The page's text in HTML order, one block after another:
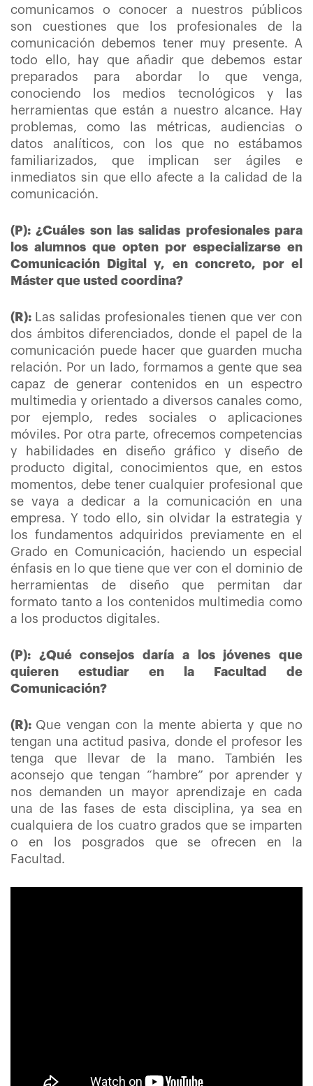
comunicamos o conocer a nuestros públicos
son cuestiones que los profesionales de la
comunicación debemos tener muy presente. A
todo ello, hay que añadir que debemos estar
preparados para abordar lo que venga,
conociendo los medios tecnológicos y las
herramientas que están a nuestro alcance. Hay
problemas, como las métricas, audiencias o
datos analíticos, con los que no estábamos
familiarizados, que implican ser ágiles e
inmediatos sin que ello afecte a la calidad de la
comunicación.
(P): ¿Cuáles son las salidas profesionales para
los alumnos que opten por especializarse en
Comunicación Digital y, en concreto, por el
Máster que usted coordina?
(R): Las salidas profesionales tienen que ver con
dos ámbitos diferenciados, donde el papel de la
comunicación puede hacer que guarden mucha
relación. Por un lado, formamos a gente que sea
capaz de generar contenidos en un espectro
multimedia y orientado a diversos canales como,
por ejemplo, redes sociales o aplicaciones
móviles. Por otra parte, ofrecemos competencias
y habilidades en diseño gráfico y diseño de
producto digital, conocimientos que, en estos
momentos, debe tener cualquier profesional que
se vaya a dedicar a la comunicación en una
empresa. Y todo ello, sin olvidar la estrategia y
los fundamentos adquiridos previamente en el
Grado en Comunicación, haciendo un especial
énfasis en lo que tiene que ver con el dominio de
herramientas de diseño que permitan dar
formato tanto a los contenidos multimedia como
a los productos digitales.
(P): ¿Qué consejos daría a los jóvenes que
quieren estudiar en la Facultad de
Comunicación?
(R): Que vengan con la mente abierta y que no
tengan una actitud pasiva, donde el profesor les
tenga que llevar de la mano. También les
aconsejo que tengan “hambre” por aprender y
nos demanden un mayor aprendizaje en cada
una de las fases de esta disciplina, ya sea en
cualquiera de los cuatro grados que se imparten
o en los posgrados que se ofrecen en la
Facultad.